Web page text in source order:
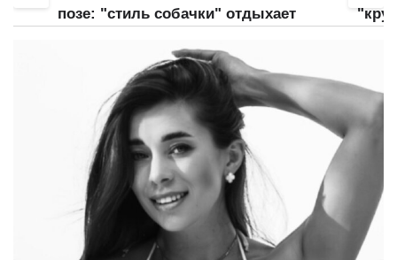
позе: "стиль собачки" отдыхает